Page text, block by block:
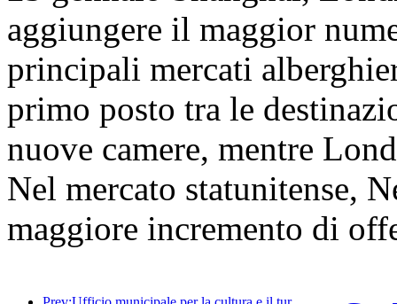
aggiungere il maggior
principali mercati
primo posto tra le
nuove camere, mentre
Nel mercato statunitense,
maggiore incremento di